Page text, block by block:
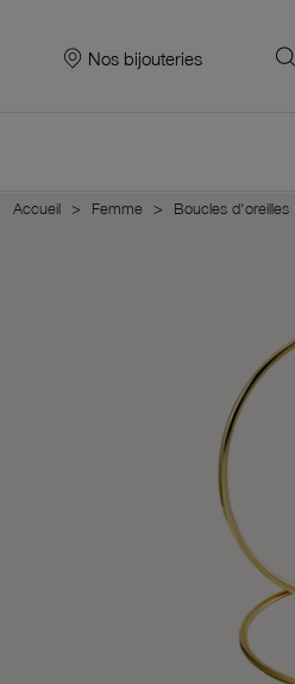
Nos bijouteries
Accueil Femme Boucles d'oreilles